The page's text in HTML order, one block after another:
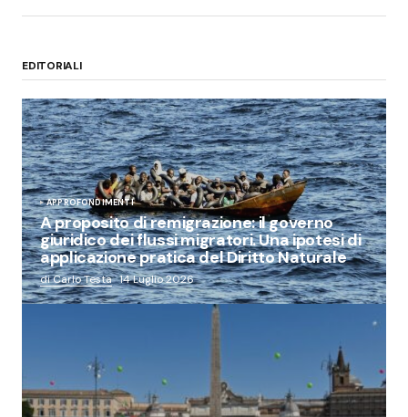
EDITORIALI
APPROFONDIMENTI
A proposito di remigrazione: il governo
giuridico dei flussi migratori. Una ipotesi di
applicazione pratica del Diritto Naturale
di Carlo Testa 14 Luglio 2026